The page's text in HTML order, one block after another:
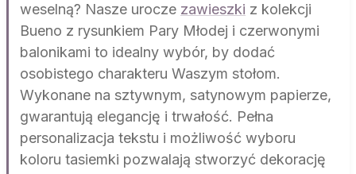
weselną? Nasze urocze zawieszki z kolekcji
Bueno z rysunkiem Pary Młodej i czerwonymi
balonikami to idealny wybór, by dodać
osobistego charakteru Waszym stołom.
Wykonane na sztywnym, satynowym papierze,
gwarantują elegancję i trwałość. Pełna
personalizacja tekstu i możliwość wyboru
koloru tasiemki pozwalają stworzyć dekorację